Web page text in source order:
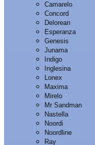
Camarelo
Concord
Delorean
Esperanza
Genesis
Junama
Indigo
Inglesina
Lonex
Maxima
Mirelo
Mr Sandman
Nastella
Noordi
Noordline
Ray